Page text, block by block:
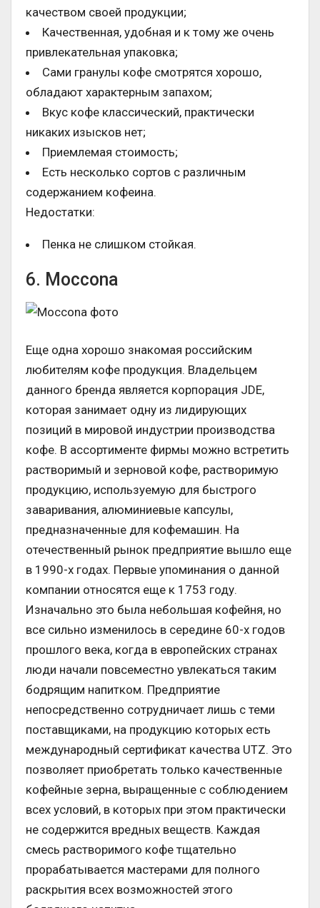
качеством своей продукции;
Качественная, удобная и к тому же очень
привлекательная упаковка;
Сами гранулы кофе смотрятся хорошо,
обладают характерным запахом;
Вкус кофе классический, практически
никаких изысков нет;
Приемлемая стоимость;
Есть несколько сортов с различным
содержанием кофеина.
Недостатки:
Пенка не слишком стойкая.
6. Moccona
Еще одна хорошо знакомая российским
любителям кофе продукция. Владельцем
данного бренда является корпорация JDE,
которая занимает одну из лидирующих
позиций в мировой индустрии производства
кофе. В ассортименте фирмы можно встретить
растворимый и зерновой кофе, растворимую
продукцию, используемую для быстрого
заваривания, алюминиевые капсулы,
предназначенные для кофемашин. На
отечественный рынок предприятие вышло еще
в 1990-х годах. Первые упоминания о данной
компании относятся еще к 1753 году.
Изначально это была небольшая кофейня, но
все сильно изменилось в середине 60-х годов
прошлого века, когда в европейских странах
люди начали повсеместно увлекаться таким
бодрящим напитком. Предприятие
непосредственно сотрудничает лишь с теми
поставщиками, на продукцию которых есть
международный сертификат качества UTZ. Это
позволяет приобретать только качественные
кофейные зерна, выращенные с соблюдением
всех условий, в которых при этом практически
не содержится вредных веществ. Каждая
смесь растворимого кофе тщательно
прорабатывается мастерами для полного
раскрытия всех возможностей этого